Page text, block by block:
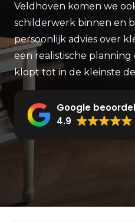
Veldhoven komen we
schilderwerk binnen en
persoonlijk advies over
een realistische
klopt tot in de kleinste
Google
4.9